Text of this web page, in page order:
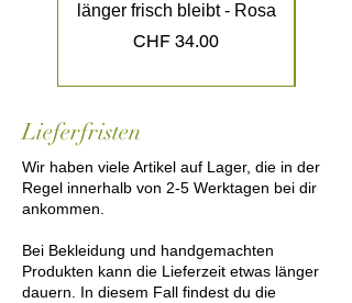
länger frisch bleibt - Rosa
Preis
CHF 34.00
Lieferfristen
Wir haben viele Artikel auf Lager, die in der
Regel innerhalb von 2-5 Werktagen bei dir
ankommen.
Bei Bekleidung und handgemachten
Produkten kann die Lieferzeit etwas länger
dauern. In diesem Fall findest du die